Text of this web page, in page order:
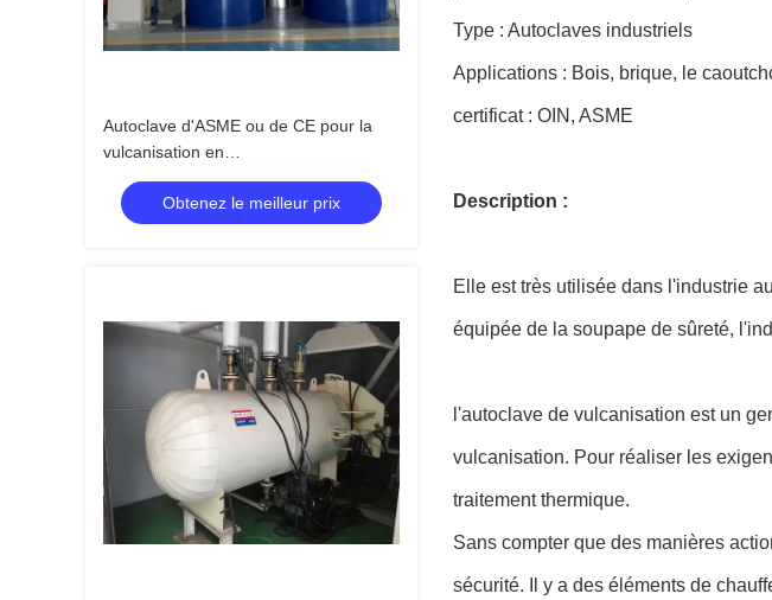
Autoclave d'ASME ou de CE pour la
vulcanisation en
caoutchouc/textile/câble et les
industries de chimie
Obtenez le meilleur prix
Type : Autoclaves industriels
Applications : Bois, brique, le
certificat : OIN, ASME
Description :
Elle est très utilisée dans l'industrie
équipée de la soupape de sûreté,
l'autoclave de vulcanisation est un
vulcanisation. Pour réaliser les
traitement thermique.
Sans compter que des manières
sécurité. Il y a des éléments de